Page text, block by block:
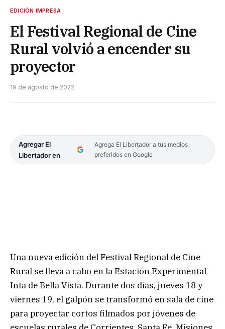
EDICIÓN IMPRESA
El Festival Regional de Cine
Rural volvió a encender su
proyector
19 de agosto de 2022
Agregar El
Libertador en
Agrega El Libertador a tus medios
preferidos en Google
Una nueva edición del Festival Regional de Cine
Rural se lleva a cabo en la Estación Experimental
Inta de Bella Vista. Durante dos días, jueves 18 y
viernes 19, el galpón se transformó en sala de cine
para proyectar cortos filmados por jóvenes de